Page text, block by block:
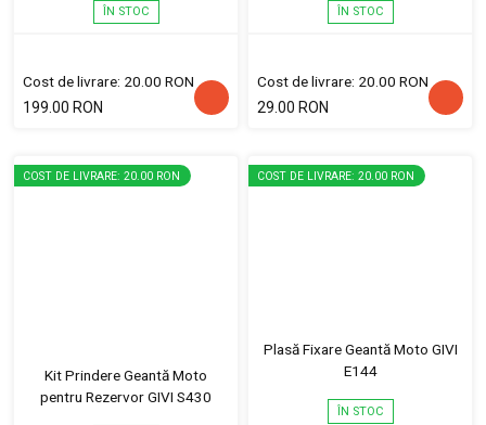
ÎN STOC
Cost de livrare: 20.00 RON
199.00 RON
ÎN STOC
Cost de livrare: 20.00 RON
29.00 RON
COST DE LIVRARE: 20.00 RON
Kit Prindere Geantă Moto
pentru Rezervor GIVI S430
COST DE LIVRARE: 20.00 RON
Plasă Fixare Geantă Moto GIVI
E144
ÎN STOC